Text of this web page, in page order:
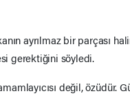
ayrılmaz bir parçası
gerektiğini söyledi.
değil, özüdür.